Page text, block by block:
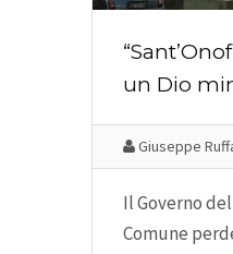
un Dio
Giuseppe
Il Governo
Comune